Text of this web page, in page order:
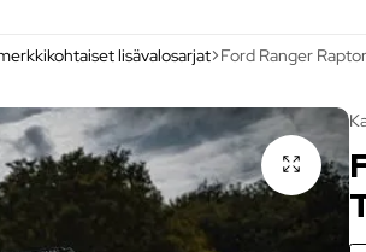
lisävalosarjat Ford Ranger